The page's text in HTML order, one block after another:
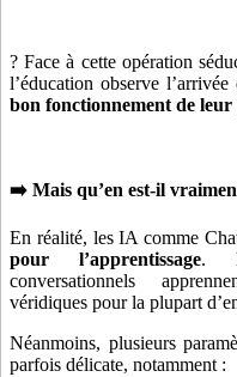
? Face à cette opération
l’éducation observe
bon fonctionnement de leur
➡️ Mais qu’en est-il
En réalité, les IA comme
pour l’apprentissage.
conversationnels
véridiques pour la plupart
Néanmoins, plusieurs
parfois délicate, notamment :